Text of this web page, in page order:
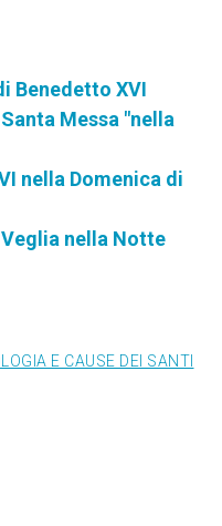
Benedetto XVI
Messa "nella
nella Domenica di
nella Notte
E CAUSE DEI SANTI